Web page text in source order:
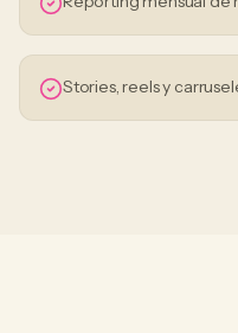
Stories, reels y